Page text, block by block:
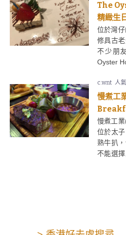
The
精緻生
位於灣
修具古
不少朋
Oyster
c.wnt 人
慢煮工
慢煮工
位於太
熟牛扒
不能選